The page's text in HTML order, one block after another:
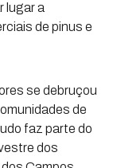
lugar a
de pinus e
se debruçou
de
faz parte do
dos